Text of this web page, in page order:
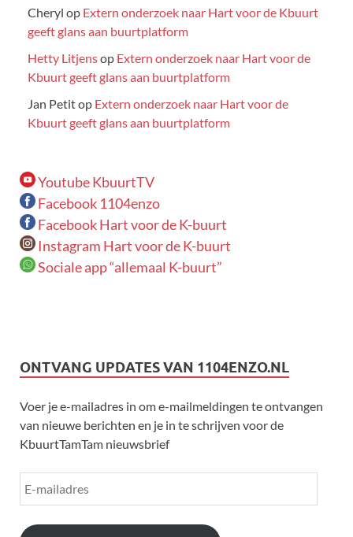
Cheryl op Extern onderzoek naar Hart voor de Kbuurt
geeft glans aan buurtplatform
Hetty Litjensop Extern onderzoek naar Hart voor de
Kbuurt geeft glans aan buurtplatform
Jan Petitop Extern onderzoek naar Hart voor de
Kbuurt geeft glans aan buurtplatform
Youtube KbuurtTV
Facebook 1104enzo
Facebook Hart voor de K-buurt
Instagram Hart voor de K-buurt
Sociale app “allemaal K-buurt”
ONTVANG UPDATES VAN 1104ENZO.NL
Voer je e-mailadres in om e-mailmeldingen te ontvangen
van nieuwe berichten en je in te schrijven voor de
KbuurtTamTam nieuwsbrief